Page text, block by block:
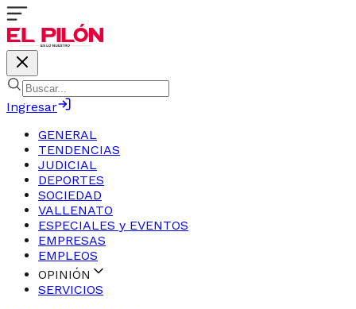
Ingresar
GENERAL
TENDENCIAS
JUDICIAL
DEPORTES
SOCIEDAD
VALLENATO
ESPECIALES y EVENTOS
EMPRESAS
EMPLEOS
OPINIÓN
SERVICIOS